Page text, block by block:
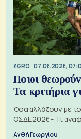
AGRO 07.08.2026,
Ποιοι
Τα κριτήρια
Όσα αλλάζουν με
ΟΣΔΕ 2026 - Τι
Ανθή Γεωργίου